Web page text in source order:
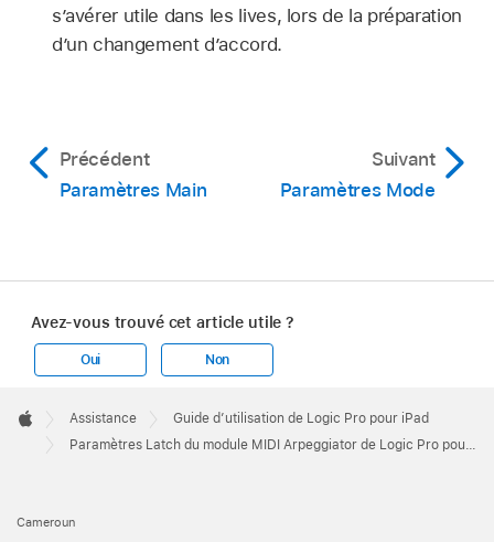
s’avérer utile dans les lives, lors de la préparation
d’un changement d’accord.
Précédent
Paramètres Main
Suivant
Paramètres Mode
Avez-vous trouvé cet article utile ?
Oui Non
Footer

Apple
Assistance
Guide d’utilisation de Logic Pro pour iPad
Paramètres Latch du module MIDI Arpeggiator de Logic Pro pour iPad
Cameroun